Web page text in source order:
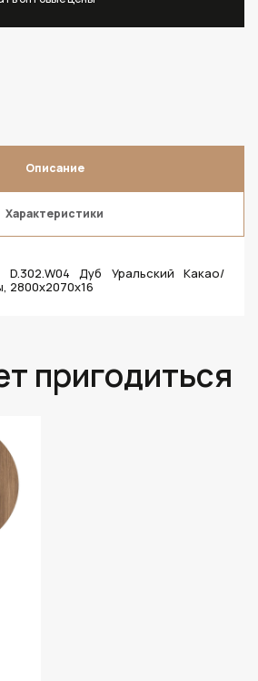
Описание
Характеристики
Дуб Уральский Какао/
2800х2070х16
пригодиться